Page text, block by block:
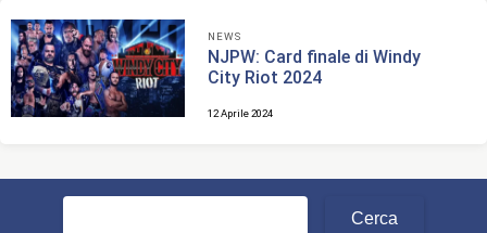
NEWS
NJPW: Card finale di Windy
City Riot 2024
12 Aprile 2024
Ricerca